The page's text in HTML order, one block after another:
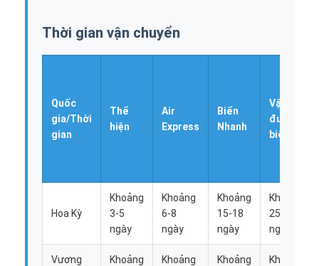
Thời gian vận chuyển
Quốc
gia/Thời
gian
Thể
hiện
Air
Express
Biển
Nhanh
Vận tải
đường
biển
Hoa Kỳ
Khoảng
3-5
ngày
Khoảng
6-8
ngày
Khoảng
15-18
ngày
Khoảng
25-28
ngày
Vương
Khoảng
Khoảng
Khoảng
Khoảng